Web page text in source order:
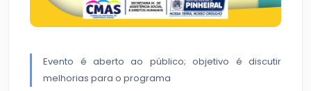
Evento é aberto ao público; objetivo é discutir
melhorias para o programa